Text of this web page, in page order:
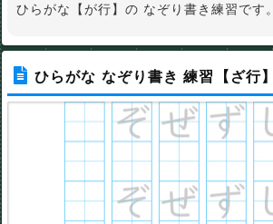
ひらがな【が行】の なぞり書き練習です。
ひらがな なぞり書き 練習【ざ行】